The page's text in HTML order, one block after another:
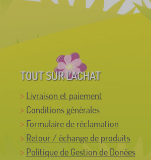
TOUT SUR L'ACHAT
Livraison et paiement
Conditions générales
Formulaire de réclamation
Retour / échange de produits
Politique de Gestion de Donées